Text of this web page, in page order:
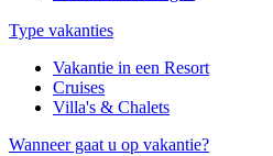
Type vakanties
Vakantie in een Resort
Cruises
Villa's & Chalets
Wanneer gaat u op vakantie?